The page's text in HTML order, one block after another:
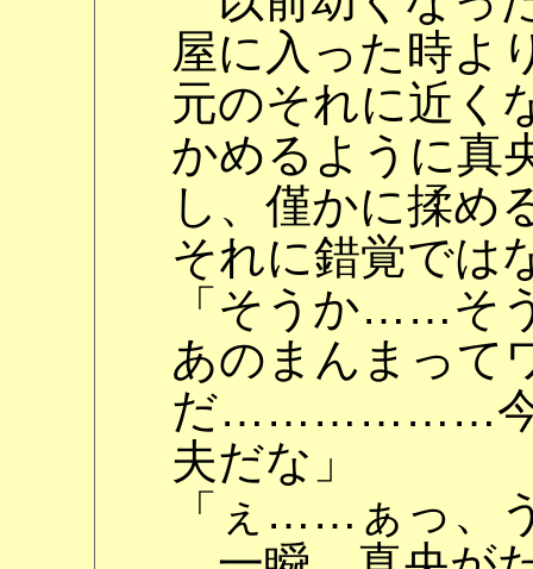
屋に入った時
元のそれに近く
かめるように真
し、僅かに揉め
それに錯覚では
「そうか……そ
あのまんまって
だ………………今
夫だな」
「ぇ……ぁっ